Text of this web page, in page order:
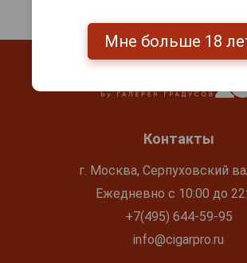
Контакты
г. Москва, Серпуховский
Ежедневно с 10:00 до
+7(495) 644-59-95
info@cigarpro.ru
Мне больше 18